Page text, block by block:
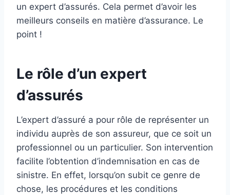
un expert d’assurés. Cela permet d’avoir les
meilleurs conseils en matière d’assurance. Le
point !
Le rôle d’un expert
d’assurés
L’expert d’assuré a pour rôle de représenter un
individu auprès de son assureur, que ce soit un
professionnel ou un particulier. Son intervention
facilite l’obtention d’indemnisation en cas de
sinistre. En effet, lorsqu’on subit ce genre de
chose, les procédures et les conditions